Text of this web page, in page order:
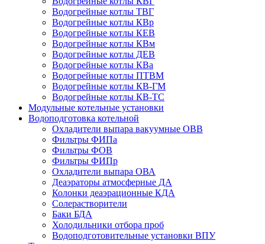
Водогрейные котлы ТВГ
Водогрейные котлы КВр
Водогрейные котлы КЕВ
Водогрейные котлы КВм
Водогрейные котлы ДЕВ
Водогрейные котлы КВа
Водогрейные котлы ПТВМ
Водогрейные котлы КВ-ГМ
Водогрейные котлы КВ-ТС
Модульные котельные установки
Водоподготовка котельной
Охладители выпара вакуумные ОВВ
Фильтры ФИПа
Фильтры ФОВ
Фильтры ФИПр
Охладители выпара ОВА
Деаэраторы атмосферные ДА
Колонки деаэрационные КДА
Солерастворители
Баки БДА
Холодильники отбора проб
Водоподготовительные установки ВПУ